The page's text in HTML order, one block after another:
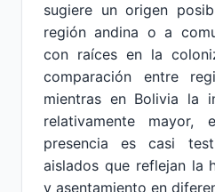
sugiere un origen
región andina o a
con raíces en la
comparación entre
mientras en Bolivia la
relativamente
presencia es casi
aislados que reflejan la
y asentamiento en